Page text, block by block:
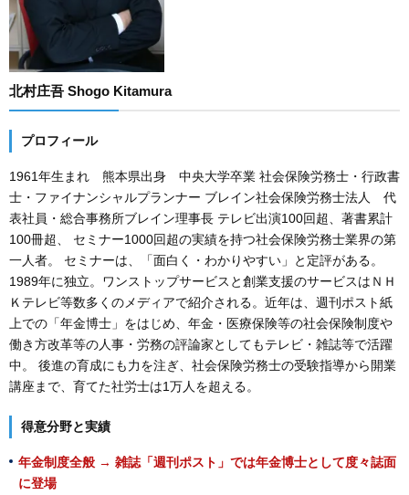
北村庄吾 Shogo Kitamura
プロフィール
1961年生まれ 熊本県出身 中央大学卒業 社会保険労務士・行政書
士・ファイナンシャルプランナー ブレイン社会保険労務士法人 代
表社員・総合事務所ブレイン理事長 テレビ出演100回超、著書累計
100冊超、 セミナー1000回超の実績を持つ社会保険労務士業界の第
一人者。 セミナーは、「面白く・わかりやすい」と定評がある。
1989年に独立。ワンストップサービスと創業支援のサービスはＮＨ
Ｋテレビ等数多くのメディアで紹介される。近年は、週刊ポスト紙
上での「年金博士」をはじめ、年金・医療保険等の社会保険制度や
働き方改革等の人事・労務の評論家としてもテレビ・雑誌等で活躍
中。 後進の育成にも力を注ぎ、社会保険労務士の受験指導から開業
講座まで、育てた社労士は1万人を超える。
得意分野と実績
年金制度全般 → 雑誌「週刊ポスト」では年金博士として度々誌面
に登場